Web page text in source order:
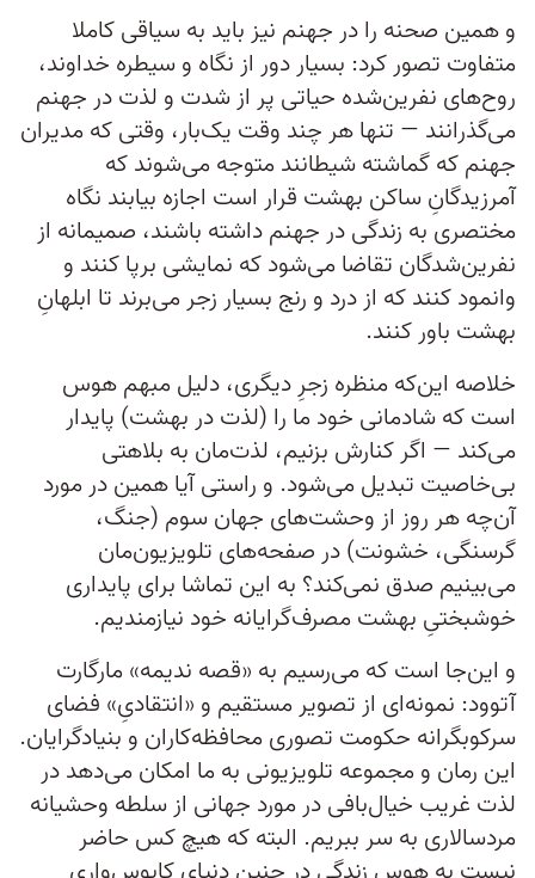
و همین صحنه را در جهنم نیز باید به سیاقی کاملا
متفاوت تصور کرد: بسیار دور از نگاه و سیطره خداوند،
روح‌های نفرین‌شده حیاتی پر از شدت و لذت در جهنم
می‌گذرانند — تنها هر چند وقت یک‌بار، وقتی که مدیران
جهنم که گماشته شیطانند متوجه می‌شوند که
آمرزیدگانِ ساکن بهشت قرار است اجازه بیابند نگاه
مختصری به زندگی در جهنم داشته باشند، صمیمانه از
نفرین‌شدگان تقاضا می‌شود که نمایشی برپا کنند و
وانمود کنند که از درد و رنج بسیار زجر می‌برند تا ابلهانِ
بهشت باور کنند.
خلاصه این‌که منظره زجرِ دیگری، دلیل مبهم هوس
است که شادمانی خود ما را (لذت در بهشت) پایدار
می‌کند — اگر کنارش بزنیم، لذت‌مان به بلاهتی
بی‌خاصیت تبدیل می‌شود. و راستی آیا همین در مورد
آن‌چه هر روز از وحشت‌های جهان سوم (جنگ،
گرسنگی، خشونت) در صفحه‌های تلویزیون‌مان
می‌بینیم صدق نمی‌کند؟ به این تماشا برای پایداری
خوشبختیِ بهشت مصرف‌گرایانه خود نیازمندیم.
و این‌جا است که می‌رسیم به «قصه ندیمه» مارگارت
آتوود: نمونه‌ای از تصویر مستقیم و «انتقادیِ» فضای
سرکوبگرانه حکومت تصوری محافظه‌کاران و بنیادگرایان.
این رمان و مجموعه تلویزیونی به ما امکان می‌دهد در
لذت غریب خیال‌بافی در مورد جهانی از سلطه وحشیانه
مردسالاری به سر ببریم. البته که هیچ کس حاضر